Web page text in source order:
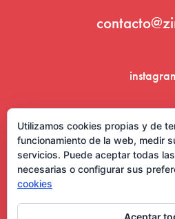
Utilizamos cookies propias y de
funcionamiento de la web, medir
servicios. Puede aceptar todas
necesarias o configurar sus
cookies
Aceptar